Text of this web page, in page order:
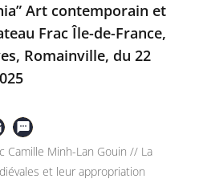
Art contemporain et
Frac Île-de-France,
Romainville, du 22
Camille Minh-Lan Gouin // La
et leur appropriation